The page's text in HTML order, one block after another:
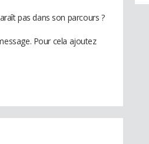
pas dans son parcours ?
Pour cela ajoutez